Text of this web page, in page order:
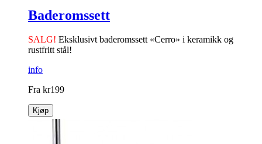
Baderomssett
SALG! Eksklusivt baderomssett «Cerro» i ­keramikk og
rustfritt stål!
info
Fra kr199
Kjøp